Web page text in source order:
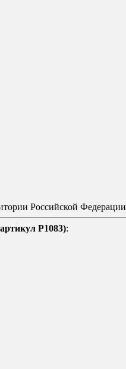
Российской Федерации
Р1083):